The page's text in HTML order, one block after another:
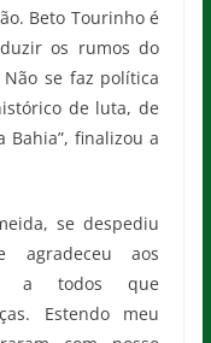
Beto Tourinho é
os rumos do
se faz política
de luta, de
finalizou a
se despediu
aos
a todos que
Estendo meu